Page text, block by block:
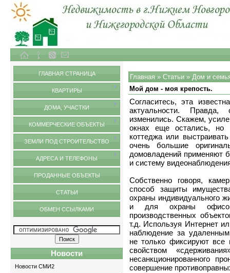
ГЛАВНАЯ СТРАНИЦА
КВАРТИРЫ
ДОМА, УЧАСТКИ
КОММЕРЧЕСКИЕ ОБЪЕКТЫ
ЗЕМЛИ ПОД СТРОИТЕЛЬСТВО
АДРЕСА И ТЕЛЕФОНЫ
ПРОДАННЫЕ ОБЪЕКТЫ
СТАТЬИ
ОБМЕН ССЫЛКАМИ
Новости
Новости СМИ2
Главная » Статьи » Дом и
Мой дом - моя крепость.
Согласитесь, эта
актуальности. Правда,
изменились. Скажем,
окнах еще остались, но
коттеджа или
очень большие
домовладений применяют
и систему
Собственно говоря,
способ защиты
охраны индивидуального
и для охраны
производственных
т.д. Используя Интернет
наблюдение за
не только фиксируют все
свойством
несанкционированного
совершение